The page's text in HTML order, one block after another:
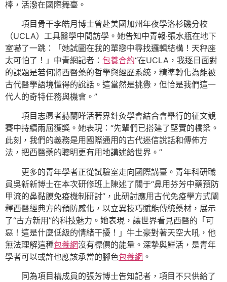
棒，活潑在國際舞臺。
項目骨干李皓月博士曾赴美國加州年夜學洛杉磯分校
（UCLA）工具醫學中間訪學。她告知中青報·張水瓶在地下
室嚇了一跳：「她試圖在我的單戀中尋找邏輯結構！天秤座
太可怕了！」中青網記者： 包養合約“在UCLA，我逐日面對
的課題是若何將西醫藥的哲學與經歷系統，精準轉化為能被
古代醫學語境懂得的說話。這當然是挑釁，但恰是我們這一
代人的奇特任務與機會。”
項目志愿者赫蘭曄活著界針灸學會結合會舉行的征文競
賽中持續兩屆獲獎。她表現：“先輩們已搭建了堅實的橋梁。
此刻，我們的義務是用國際通用的古代迷信說話和傳佈方
法，把西醫藥的聰明更有用地講述給世界。”
更多的青年學者正從試驗室走向國際講臺。青年科研職
員吳新新博士在本次研修班上陳述了關于“鼻用芬芳中藥預防
甲流的鼻黏膜免疫機制研討”，此研討應用古代免疫學方式闡
釋西醫經典方的預防感化，以立異技巧賦能傳統藥材，展示
了“古方新用”的科技魅力。她表現，讓世界看見西醫的「可
惡！這是什麼低級的情緒干擾！」牛土豪對著天空大吼，他
無法理解這種包養網沒有標價的能量。深摯與鮮活，是青年
學者可以或許也應該承當的腳色包養網 。
同為項目構成員的張芳博士告知記者，項目不只供給了